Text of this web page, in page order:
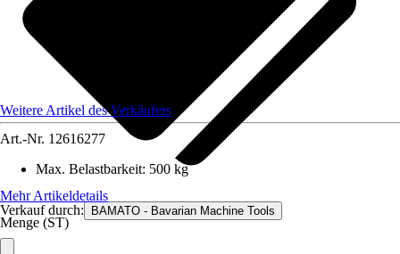
Verkauf durch: BAMATO - Bavarian Machine Tools
Weitere Artikel des Verkäufers
Art.-Nr. 12616277
Max. Belastbarkeit: 500 kg
Mehr Artikeldetails
Menge (ST)